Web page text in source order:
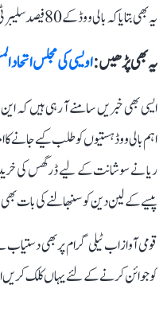
یہ بھی بتایا کہ بالی ووڈ کے 80 فیصد سلیبرٹی ڈرگس استعمال کرتے ہیں۔
یہ بھی پڑھیں :اویسی کی مجلس اتحاد
اہم بالی ووڈ ہستیوں کو طلب کیے جانے
ریا نے سوشانت کے لیے ڈرگس کی خرید
پیسے کے لین دین کو سنبھالنے کی بات
قومی آواز اب ٹیلی گرام پر بھی
کو جوائن کرنے کے لئے یہاں کلک